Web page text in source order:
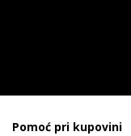
Pomoć pri kupovini